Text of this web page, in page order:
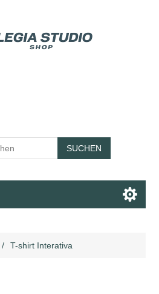
SUCHEN
/ T-shirt Interativa